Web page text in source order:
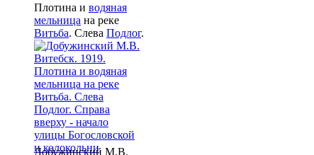
Плотина и водяная
мельница на реке
Витьба. Слева Подлог.
Добужинский М.В.